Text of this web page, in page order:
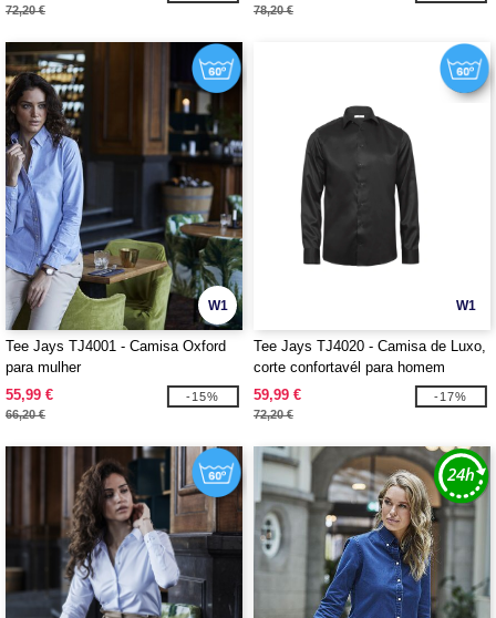
72,20 € 78,20 €
W1
Tee Jays TJ4001 - Camisa Oxford
para mulher
55,99 €
66,20 €
-15%
W1
Tee Jays TJ4020 - Camisa de Luxo,
corte confortavél para homem
59,99 €
72,20 €
-17%